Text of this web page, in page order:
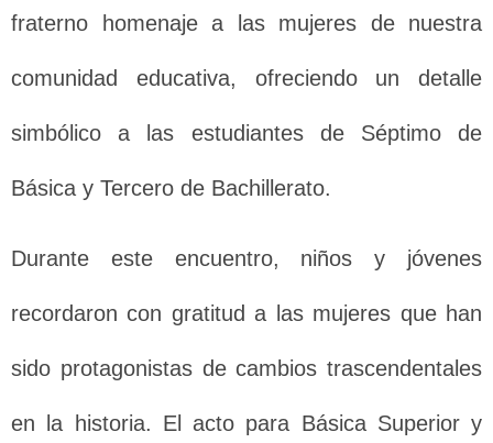
fraterno homenaje a las mujeres de nuestra
comunidad educativa, ofreciendo un detalle
simbólico a las estudiantes de Séptimo de
Básica y Tercero de Bachillerato.
Durante este encuentro, niños y jóvenes
recordaron con gratitud a las mujeres que han
sido protagonistas de cambios trascendentales
en la historia. El acto para Básica Superior y